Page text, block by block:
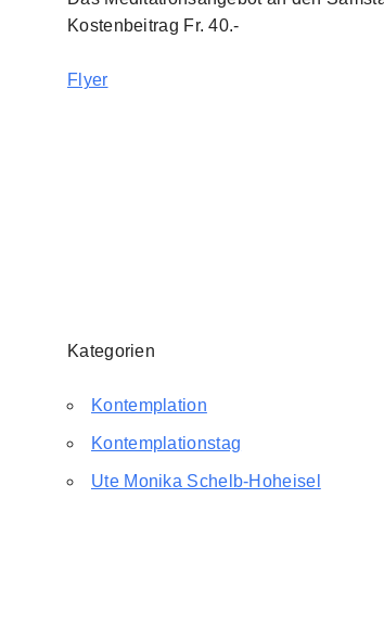
Kostenbeitrag Fr. 40.-
Flyer
Kategorien
Kontemplation
Kontemplationstag
Ute Monika Schelb-Hoheisel